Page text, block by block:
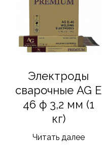
Электроды
сварочные AG E
46 ф 3,2 мм (1
кг)
Читать далее